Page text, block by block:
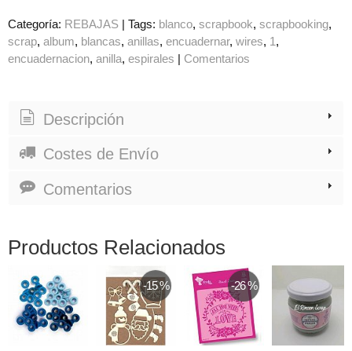
Categoría: REBAJAS Tags: blanco scrapbook scrapbooking
scrap album blancas anillas encuadernar wires 1
encuadernacion anilla espirales Comentarios
Descripción
Costes de Envío
Comentarios
Productos Relacionados
-15 % -26 %